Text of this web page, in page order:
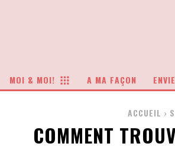
MOI & MOI! A MA FAÇON
ACCUEIL
COMMENT